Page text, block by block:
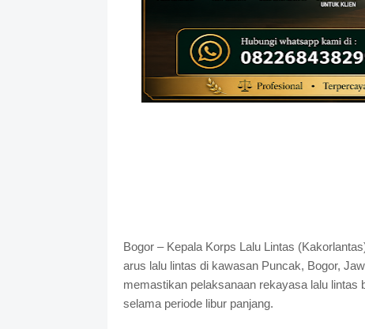
Bogor – Kepala Korps Lalu Lintas
arus lalu lintas di kawasan Puncak, Bogor,
memastikan pelaksanaan rekayasa lalu lintas
selama periode libur panjang.